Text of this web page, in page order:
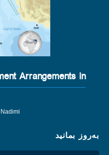
Arrangements in
به‌روز بمانید